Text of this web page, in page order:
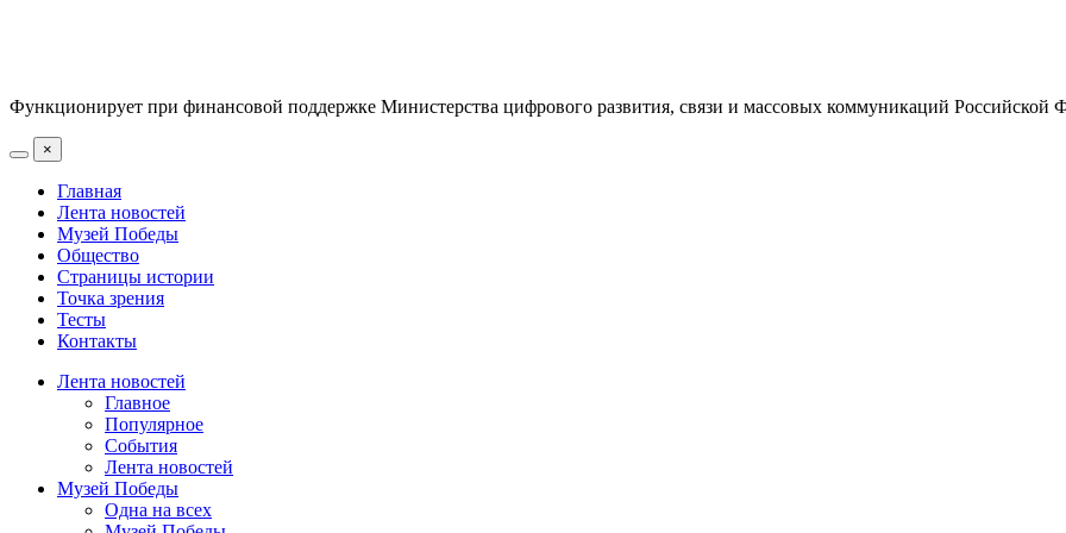
Функционирует при финансовой поддержке Министерства цифрового развития, связи и массовых коммуникаций Российской
×
Главная
Лента новостей
Музей Победы
Общество
Страницы истории
Точка зрения
Тесты
Контакты
Лента новостей
Главное
Популярное
События
Лента новостей
Музей Победы
Одна на всех